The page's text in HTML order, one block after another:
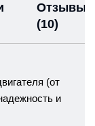
Отзывы
(10)
(от
и